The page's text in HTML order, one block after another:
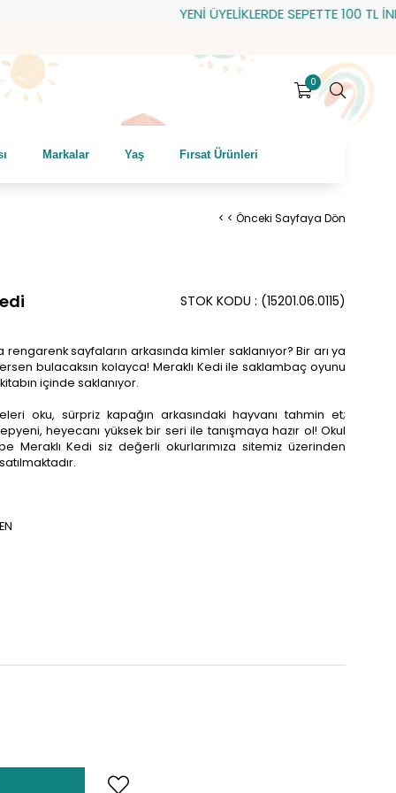
YENİ ÜYELİKLERDE SEPETTE 100 TL
0
Markalar Yaş Fırsat Ürünleri
< < Önceki Sayfaya Dön
(15201.06.0115)
STOK KODU
sayfaların arkasında kimler saklanıyor? Bir arı ya
bulacaksın kolayca! Meraklı Kedi ile saklambaç oyunu
içinde saklanıyor.
oku, sürpriz kapağın arkasındaki hayvanı tahmin et;
heyecanı yüksek bir seri ile tanışmaya hazır ol! Okul
Meraklı Kedi siz değerli okurlarımıza sitemiz üzerinden